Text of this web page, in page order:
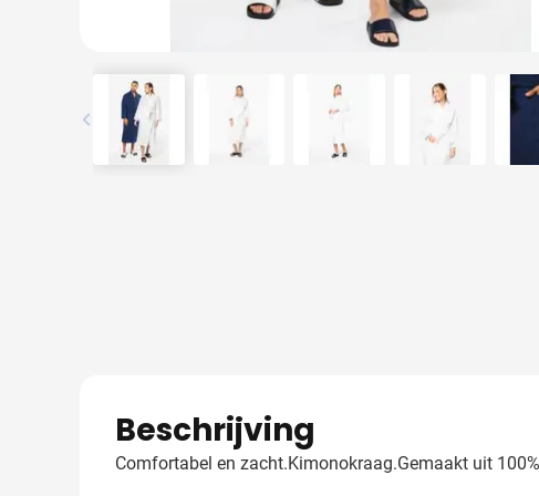
View larger imageView larger imageView larger imageView larger
Beschrijving
Comfortabel en zacht.Kimonokraag.Gemaakt uit